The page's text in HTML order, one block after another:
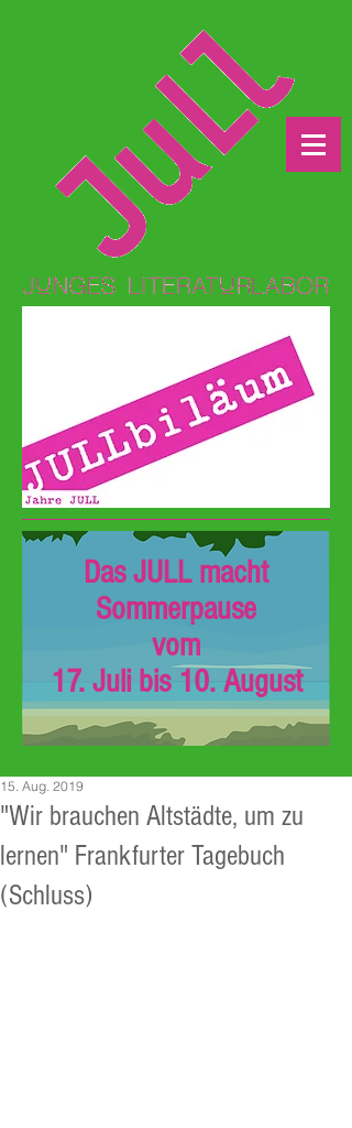
Das JULL macht
Sommerpause
vom
17. Juli bis 10. August
"Wir brauchen Altstädte, um zu
lernen" Frankfurter Tagebuch
(Schluss)
15. Aug. 2019